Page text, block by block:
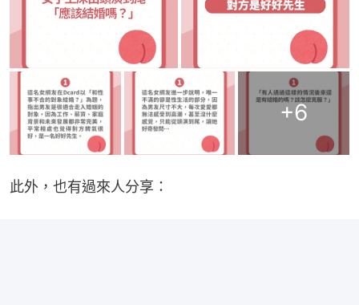
+6
此外，也有過來人分享：